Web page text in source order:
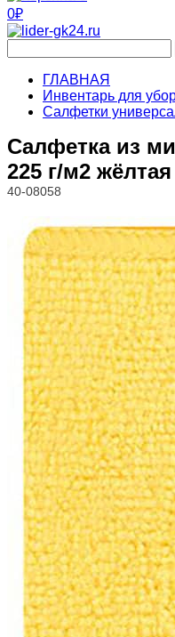
0₽
ГЛАВНАЯ
Инвентарь для
Салфетки
Салфетка из
225 г/м2 жёлтая
40-08058